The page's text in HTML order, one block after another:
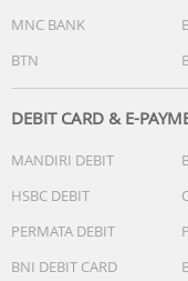
LEBIH DARI 100
TERPASANG
MNC BANK
BTN
DEBIT CARD & E-
MANDIRI DEBIT
HSBC DEBIT
PERMATA DEBIT
BNI DEBIT CARD